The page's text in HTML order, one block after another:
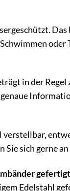
oder
in der
verstellbar,
sich gerne
Edelstahl